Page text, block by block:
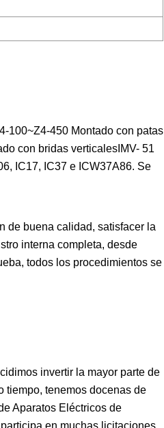
100~Z4-450 Montado con patas
con bridas verticalesIMV- 51
IC17, IC37 e ICW37A86. Se
de buena calidad, satisfacer la
interna completa, desde
todos los procedimientos se
invertir la mayor parte de
tiempo, tenemos docenas de
Aparatos Eléctricos de